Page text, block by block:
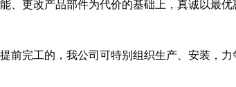
更改产品部件为代价的基础上，真诚以最优
完工的，我公司可特别组织生产、安装，力